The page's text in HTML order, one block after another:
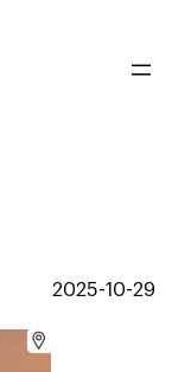
2025-10-29